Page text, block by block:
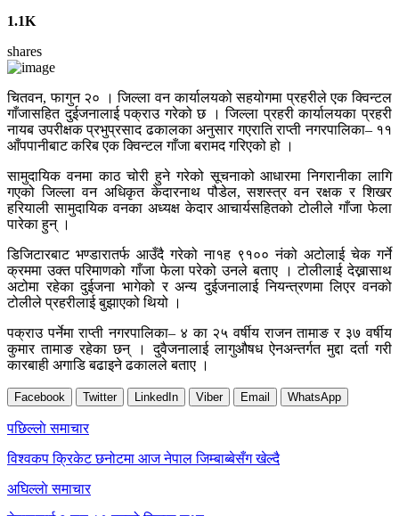
1.1K
shares
चितवन, फागुन २० । जिल्ला वन कार्यालयको सहयोगमा प्रहरीले एक क्विन्टल
गाँजासहित दुईजनालाई पक्राउ गरेको छ । जिल्ला प्रहरी कार्यालयका प्रहरी
नायब उपरीक्षक प्रभुप्रसाद ढकालका अनुसार गएराति राप्ती नगरपालिका– ११
आँपपानीबाट करिब एक क्विन्टल गाँजा बरामद गरिएको हो ।
सामुदायिक वनमा काठ चोरी हुने गरेको सूचनाको आधारमा निगरानीका लागि
गएको जिल्ला वन अधिकृत केदारनाथ पौडेल, सशस्त्र वन रक्षक र शिखर
हरियाली सामुदायिक वनका अध्यक्ष केदार आचार्यसहितको टोलीले गाँजा फेला
पारेका हुन् ।
डिजिटारबाट भण्डारातर्फ आउँदै गरेको ना१ह ९१०० नंको अटोलाई चेक गर्ने
क्रममा उक्त परिमाणको गाँजा फेला परेको उनले बताए । टोलीलाई देख्नासाथ
अटोमा रहेका दुईजना भागेको र अन्य दुईजनालाई नियन्त्रणमा लिएर वनको
टोलीले प्रहरीलाई बुझाएको थियो ।
पक्राउ पर्नेमा राप्ती नगरपालिका– ४ का २५ वर्षीय राजन तामाङ र ३७ वर्षीय
कुमार तामाङ रहेका छन् । दुवैजनालाई लागुऔषध ऐनअन्तर्गत मुद्दा दर्ता गरी
कारबाही अगाडि बढाइने ढकालले बताए ।
Facebook Twitter LinkedIn Viber Email WhatsApp
Post
navigation
पछिल्लाे समाचार
विश्वकप क्रिकेट छनोटमा आज नेपाल जिम्बाब्बेसँग खेल्दै
अघिल्लाे समाचार